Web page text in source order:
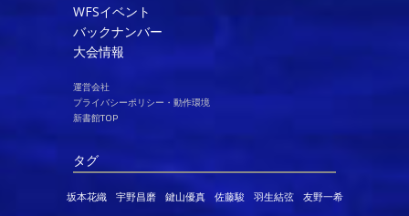
WFSイベント
バックナンバー
大会情報
運営会社
プライバシーポリシー・動作環境
新書館TOP
タグ
坂本花織 宇野昌磨 鍵山優真 佐藤駿 羽生結弦 友野一希